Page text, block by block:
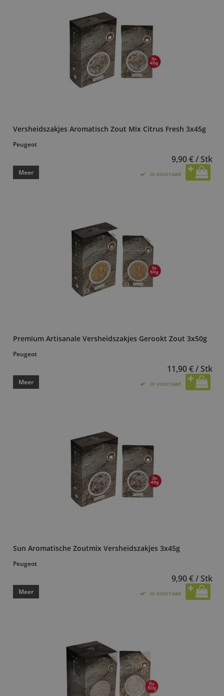
Versheidszakjes Aromatisch Zout Mix Citrus Fresh 3x45g
Peugeot
9,90 € / Stk
Meer In voorraad
Premium Artisanale Versheidszakjes Gerookt Zout 3x50g
Peugeot
11,90 € / Stk
Meer In voorraad
Sun Aromatische Zoutmix Versheidszakjes 3x45g
Peugeot
9,90 € / Stk
Meer In voorraad